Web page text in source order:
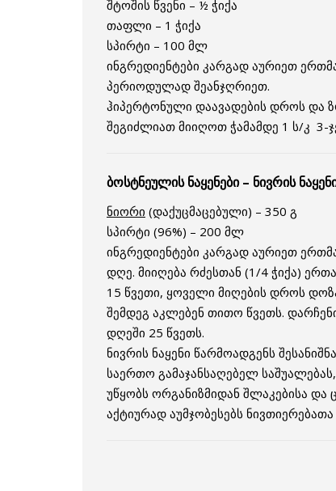
შტოშის წვენი – ½ ჭიქა
თაფლი – 1 ჭიქა
სპირტი – 100 მლ
ინგრედიენტები კარგად აურიეთ
პერიოდულად შეანჯღრიეთ.
ჰიპერტონული დაავადების დროს და
შეგიძლიათ მიიღოთ ჭამამდე 1 ს/კ 3-
ბოსტნეულის ნაყენები – ნივრის
ნიორი (დაქუცმაცებული) – 350 გ
სპირტი (96%) – 200 მლ
ინგრედიენტები კარგად აურიეთ
დღე. მიიღება რძესთან (1/4 ჭიქა)
15 წვეთი, ყოველი მიღების დროს
შემდეგ აკლებენ თითო წვეთს.
დღეში 25 წვეთს.
ნივრის ნაყენი წარმოადგენს
საერთო გამაჯანსაღებელ
უწყობს ორგანიზმიდან შლაკებისა და
აქტიურად აუმჯობესებს